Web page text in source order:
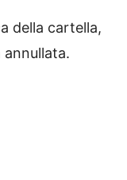
della cartella,
annullata.